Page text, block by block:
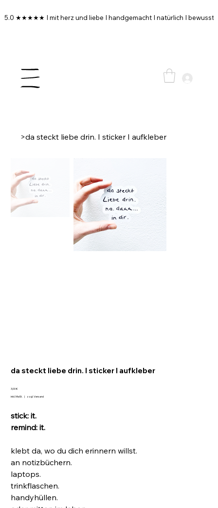
5.0 ★★★★★ I mit herz und liebe I handgemacht I natürlich I bewusst
>da steckt liebe drin. I sticker I aufkleber
da steckt liebe drin. I sticker I aufkleber
Preis
3,00 €
inkl. MwSt. | zzgl. Versand
stick: it.
remind: it.
klebt da, wo du dich erinnern willst.
an notizbüchern.
laptops.
trinkflaschen.
handyhüllen.